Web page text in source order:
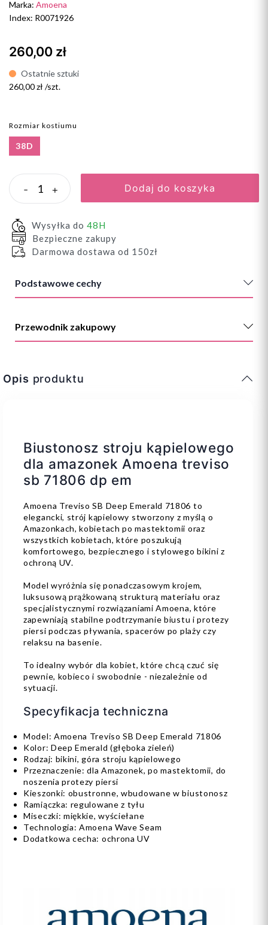
Marka: Amoena
Index: R0071926
260,00 zł
Ostatnie sztuki
260,00 zł /szt.
Rozmiar kostiumu
38D
- + Dodaj do koszyka
Wysyłka do 48H
Bezpieczne zakupy
Darmowa dostawa od 150zł
Podstawowe cechy
Przewodnik zakupowy
Opis produktu
Biustonosz stroju kąpielowego
dla amazonek Amoena treviso
sb 71806 dp em
Amoena Treviso SB Deep Emerald 71806 to
elegancki, strój kąpielowy stworzony z myślą o
Amazonkach, kobietach po mastektomii oraz
wszystkich kobietach, które poszukują
komfortowego, bezpiecznego i stylowego bikini z
ochroną UV.
Model wyróżnia się ponadczasowym krojem,
luksusową prążkowaną strukturą materiału oraz
specjalistycznymi rozwiązaniami Amoena, które
zapewniają stabilne podtrzymanie biustu i protezy
piersi podczas pływania, spacerów po plaży czy
relaksu na basenie.
To idealny wybór dla kobiet, które chcą czuć się
pewnie, kobieco i swobodnie - niezależnie od
sytuacji.
Specyfikacja techniczna
Model: Amoena Treviso SB Deep Emerald 71806
Kolor: Deep Emerald (głęboka zieleń)
Rodzaj: bikini, góra stroju kąpielowego
Przeznaczenie: dla Amazonek, po mastektomii, do
noszenia protezy piersi
Kieszonki: obustronne, wbudowane w biustonosz
Ramiączka: regulowane z tyłu
Miseczki: miękkie, wyściełane
Technologia: Amoena Wave Seam
Dodatkowa cecha: ochrona UV